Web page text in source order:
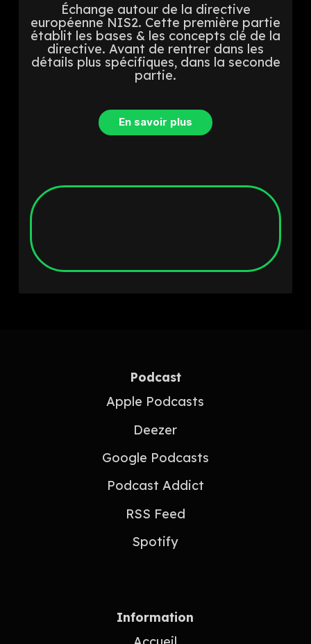
Échange autour de la directive
européenne NIS2. Cette première partie
établit les bases & les concepts clé de la
directive. Avant de rentrer dans les
détails plus spécifiques, dans la seconde
partie.
En savoir plus
Podcast
Apple Podcasts
Deezer
Google Podcasts
Podcast Addict
RSS Feed
Spotify
Information